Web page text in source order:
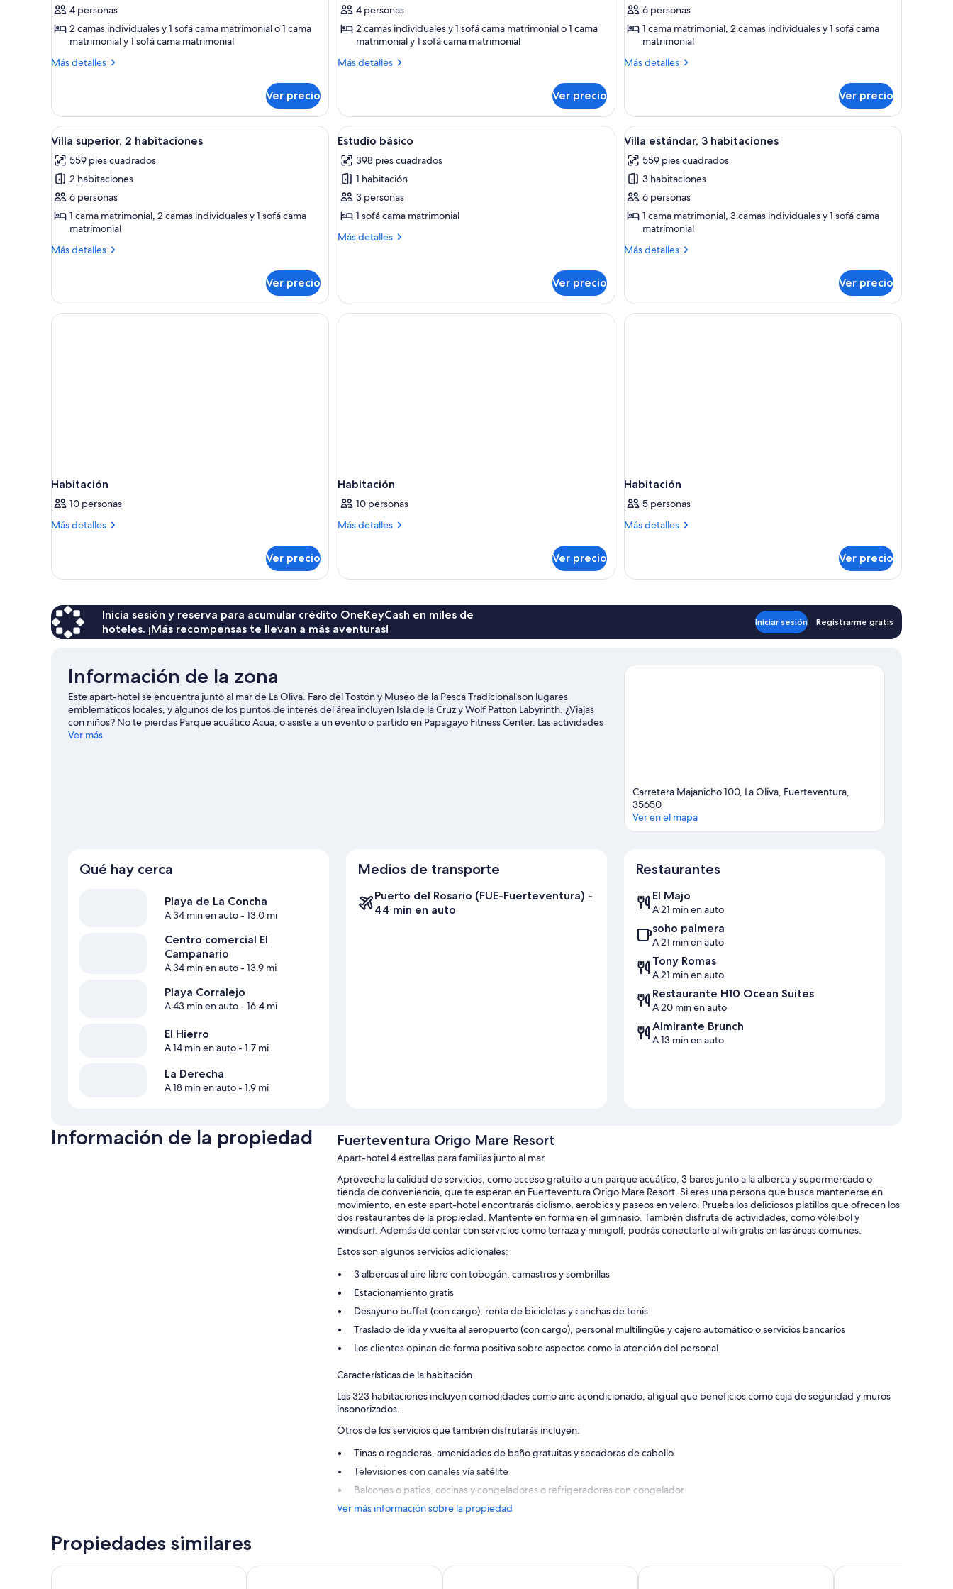
de
Villa
estándar,
1
4 personas
2 camas individuales y 1 sofá cama matrimonial o 1 cama
matrimonial y 1 sofá cama matrimonial
Más detalles
Más
estándar,
habitación
Ver precio
de
Villa
superior,
1
4 personas
2 camas individuales y 1 sofá cama matrimonial o 1 cama
matrimonial y 1 sofá cama matrimonial
Más detalles
Más
superior,
habitación
Ver precio
de
Villa
estándar,
2
6 personas
1 cama matrimonial, 2 camas individuales y 1 sofá cama
matrimonial
Más detalles
Más
estándar,
habitaciones
Ver precio
Abrir
todas
las
fotos
de
Villa
superior,
2
Una cama bien hecha con una colcha a rayas, un cabecero de madera y una mesita de noche con una lámpara.
14
Villa superior, 2 habitaciones
559 pies cuadrados
2 habitaciones
6 personas
1 cama matrimonial, 2 camas individuales y 1 sofá cama
matrimonial
Más detalles
Más
superior,
habitaciones
Ver precio
Abrir
todas
las
fotos
de
Estudio
básico
Estudio básico | Escritorio, insonorización, tabla de planchar con plancha y cunas
6
Estudio básico
398 pies cuadrados
1 habitación
3 personas
1 sofá cama matrimonial
Más detalles
Más
Ver precio
Abrir
todas
las
fotos
de
Villa
estándar,
3
Mesa y sillas de madera bajo una pérgola,
10
Villa estándar, 3 habitaciones
559 pies cuadrados
3 habitaciones
6 personas
1 cama matrimonial, 3 camas individuales y 1 sofá cama
matrimonial
Más detalles
Más
estándar,
habitaciones
Ver precio
Habitación
10 personas
Más detalles
Más
Ver precio
Habitación
10 personas
Más detalles
Más
Ver precio
Habitación
5 personas
Más detalles
Más
Ver precio
Inicia sesión y reserva para acumular crédito OneKeyCash en miles de
hoteles. ¡Más recompensas te llevan a más aventuras!
Iniciar sesión Registrarme gratis
Información de la zona
Este apart-hotel se encuentra junto al mar de La Oliva. Faro del Tostón y Museo de la Pesca Tradicional son lugares
emblemáticos locales, y algunos de los puntos de interés del área incluyen Isla de la Cruz y Wolf Patton Labyrinth. ¿Viajas
con niños? No te pierdas Parque acuático Acua, o asiste a un evento o partido en Papagayo Fitness Center. Las actividades
como buceo y ski acuático ofrecen una gran oportunidad de disfrutar del agua y, si buscas un poco de adrenalina, puedes
Ver más
Carretera Majanicho 100, La Oliva, Fuerteventura,
35650
Ver en el mapa
Qué hay cerca
Playa de La Concha
A 34 min en auto- 13.0 mi
Centro comercial El
Campanario
A 34 min en auto- 13.9 mi
Playa Corralejo
A 43 min en auto- 16.4 mi
El Hierro
A 14 min en auto- 1.7 mi
La Derecha
A 18 min en auto- 1.9 mi
Medios de transporte
Puerto del Rosario (FUE-Fuerteventura) -
44 min en auto
Restaurantes
El Majo
A 21 min en auto
soho palmera
A 21 min en auto
Tony Romas
A 21 min en auto
Restaurante H10 Ocean Suites
A 20 min en auto
Almirante Brunch
A 13 min en auto
Información de la propiedad Fuerteventura Origo Mare Resort
Apart-hotel 4 estrellas para familias junto al mar
Aprovecha la calidad de servicios, como acceso gratuito a un parque acuático, 3 bares junto a la alberca y supermercado o
tienda de conveniencia, que te esperan en Fuerteventura Origo Mare Resort. Si eres una persona que busca mantenerse en
movimiento, en este apart-hotel encontrarás ciclismo, aerobics y paseos en velero. Prueba los deliciosos platillos que ofrecen los
dos restaurantes de la propiedad. Mantente en forma en el gimnasio. También disfruta de actividades, como vóleibol y
windsurf. Además de contar con servicios como terraza y minigolf, podrás conectarte al wifi gratis en las áreas comunes.
Estos son algunos servicios adicionales:
3 albercas al aire libre con tobogán, camastros y sombrillas
Estacionamiento gratis
Desayuno buffet (con cargo), renta de bicicletas y canchas de tenis
Traslado de ida y vuelta al aeropuerto (con cargo), personal multilingüe y cajero automático o servicios bancarios
Los clientes opinan de forma positiva sobre aspectos como la atención del personal
Características de la habitación
Las 323 habitaciones incluyen comodidades como aire acondicionado, al igual que beneficios como caja de seguridad y muros
insonorizados.
Otros de los servicios que también disfrutarás incluyen:
Tinas o regaderas, amenidades de baño gratuitas y secadoras de cabello
Televisiones con canales vía satélite
Balcones o patios, cocinas y congeladores o refrigeradores con congelador
Ver más información sobre la propiedad
Propiedades similares
Hotel Riu Oliva Beach Resort - All InclusiveBristol Sunset Beach Apartamentos Hesperia Bristol Playa Corralejo Surfing Colors Hotel&ApartmentsShambhala